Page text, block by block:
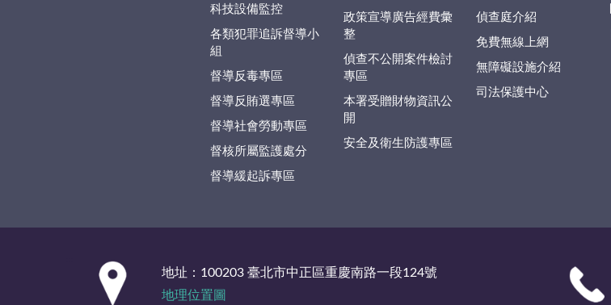
科技設備監控
各類犯罪追訴督導小
組
督導反毒專區
督導反賄選專區
督導社會勞動專區
督核所屬監護處分
督導緩起訴專區
政策宣導廣告經費彙
整
偵查不公開案件檢討
專區
本署受贈財物資訊公
開
安全及衛生防護專區
偵查庭介紹
免費無線上網
無障礙設施介紹
司法保護中心
地址：100203 臺北市中正區重慶南路一段124號
地理位置圖